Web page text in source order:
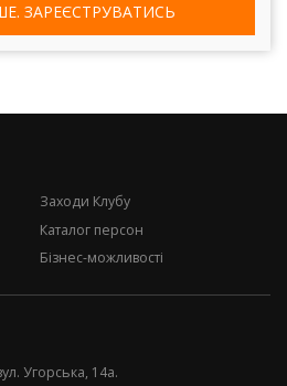
ЗАРЕЄСТРУВАТИСЬ
Заходи Клубу
Каталог персон
Бізнес-можливості
Угорська, 14а.